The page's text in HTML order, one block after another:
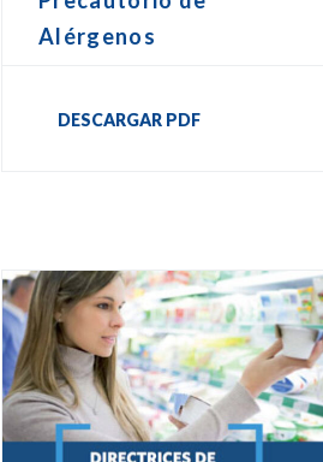
Alérgenos
DESCARGAR PDF